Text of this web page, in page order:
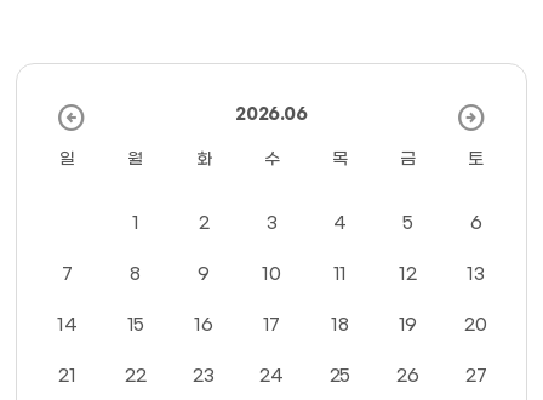
arrow_circle_left 2026.06 arrow_circle_right
일 월 화 수 목 금 토
1 2 3 4 5 6
7 8 9 10 11 12 13
14 15 16 17 18 19 20
21 22 23 24 25 26 27